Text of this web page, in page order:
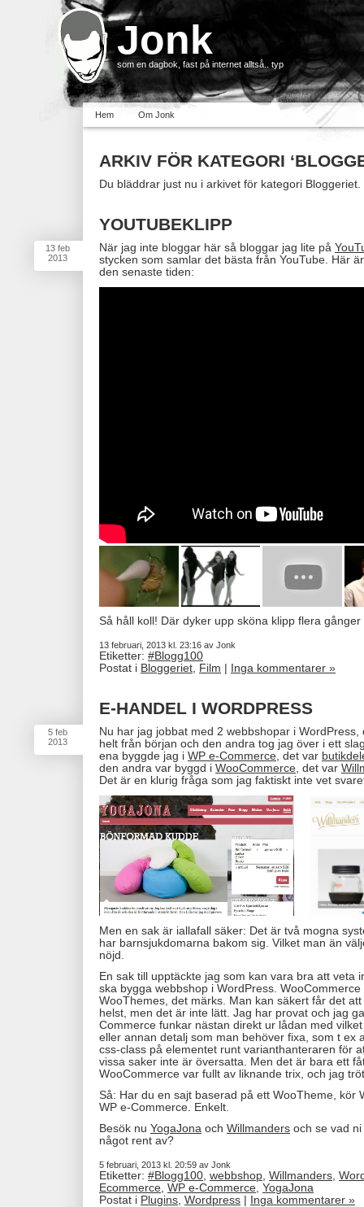
Jonk
som en dagbok, fast på internet alltså.. typ
Hem Om Jonk
ARKIV FÖR KATEGORI
Du bläddrar just nu i arkivet för kategori Bloggeriet.
13 feb
2013
YOUTUBEKLIPP
När jag inte bloggar här så bloggar jag lite på
stycken som samlar det bästa från YouTube. Här
den senaste tiden:
Så håll koll! Där dyker upp sköna klipp flera
13 februari, 2013 kl. 23:16 av Jonk
Etiketter: #Blogg100
Postat i Bloggeriet, Film Inga kommentarer »
5 feb
2013
E-HANDEL I WORDPRESS
Nu har jag jobbat med 2 webbshopar i
helt från början och den andra tog jag över i ett
ena byggde jag i WP e-Commerce, det var
den andra var byggd i WooCommerce, det var
Det är en klurig fråga som jag faktiskt inte vet
Men en sak är iallafall säker: Det är två mogna
har barnsjukdomarna bakom sig. Vilket man än
nöjd.
En sak till upptäckte jag som kan vara bra att veta
ska bygga webbshop i WordPress.
WooThemes, det märks. Man kan säkert får det
helst, men det är inte lätt. Jag har provat och jag
Commerce funkar nästan direkt ur lådan med
eller annan detalj som man behöver fixa, som t ex
css-class på elementet runt varianthanteraren för
vissa saker inte är översatta. Men det är bara ett
WooCommerce var fullt av liknande trix, och jag
Så: Har du en sajt baserad på ett WooTheme, kör
WP e-Commerce. Enkelt.
Besök nu YogaJona och Willmanders och se vad
något rent av?
5 februari, 2013 kl. 20:59 av Jonk
Etiketter: #Blogg100 webbshop Willmanders
Ecommerce WP e-Commerce YogaJona
Postat i Plugins Wordpress | Inga kommentarer »